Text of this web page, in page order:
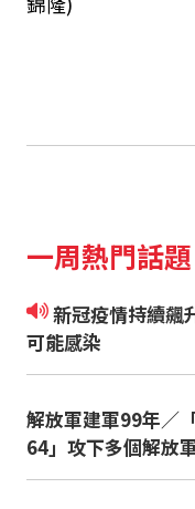
一周熱門話
新冠疫情持續飆升 常見八大症狀 沒發燒也
可能感染
解放軍建軍99年／
64」攻下多個解放